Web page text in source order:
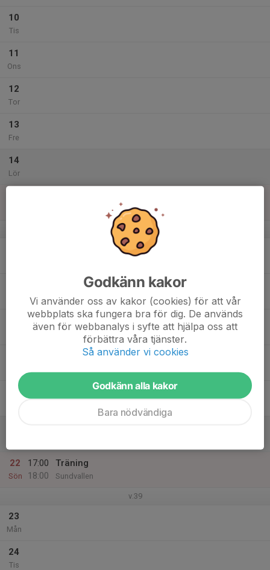
10
Tis
11
Ons
12
Tor
13
Fre
14
Lör
v.38
20
22
Sön
17:00
18:00
Träning
Sundvallen
v.39
23
Mån
24
Tis
Godkänn kakor
Vi använder oss av kakor (cookies) för att vår
webbplats ska fungera bra för dig. De används
även för webbanalys i syfte att hjälpa oss att
förbättra våra tjänster.
Så använder vi cookies
Godkänn alla kakor
Bara nödvändiga